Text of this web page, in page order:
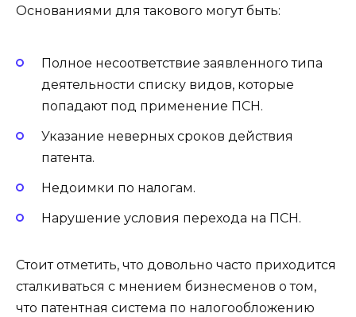
Основаниями для такового могут быть:
Полное несоответствие заявленного типа
деятельности списку видов, которые
попадают под применение ПСН.
Указание неверных сроков действия
патента.
Недоимки по налогам.
Нарушение условия перехода на ПСН.
Стоит отметить, что довольно часто приходится
сталкиваться с мнением бизнесменов о том,
что патентная система по налогообложению